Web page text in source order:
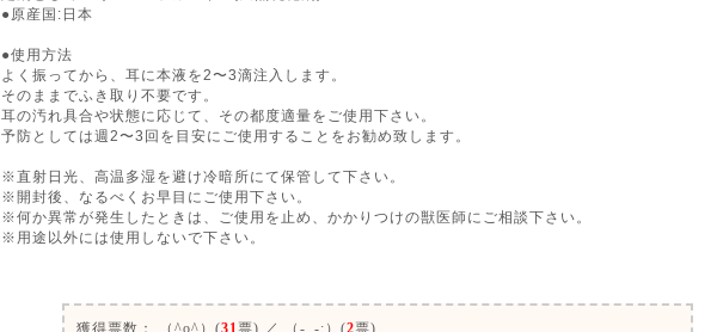
●原産国:日本
●使用方法
よく振ってから、耳に本液を2〜3滴注入します。
そのままでふき取り不要です。
耳の汚れ具合や状態に応じて、その都度適量をご使用下さい。
予防としては週2〜3回を目安にご使用することをお勧め致します。
※直射日光、高温多湿を避け冷暗所にて保管して下さい。
※開封後、なるべくお早目にご使用下さい。
※何か異常が発生したときは、ご使用を止め、かかりつけの獣医師にご相談下さい。
※用途以外には使用しないで下さい。
獲得票数：